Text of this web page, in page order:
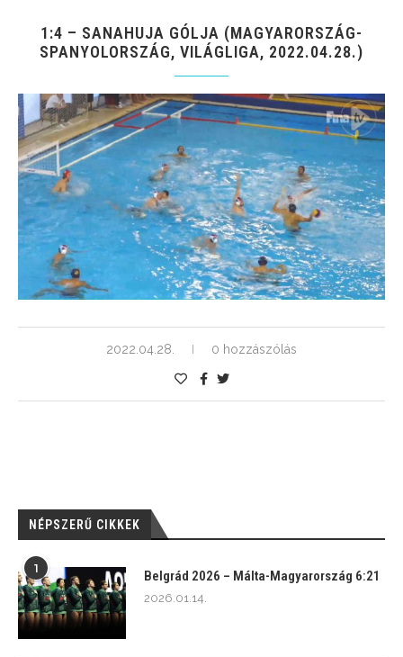
1:4 – SANAHUJA GÓLJA (MAGYARORSZÁG-
SPANYOLORSZÁG, VILÁGLIGA, 2022.04.28.)
2022.04.28. 0 hozzászólás
NÉPSZERŰ CIKKEK
1
Belgrád 2026 – Málta-Magyarország 6:21
2026.01.14.